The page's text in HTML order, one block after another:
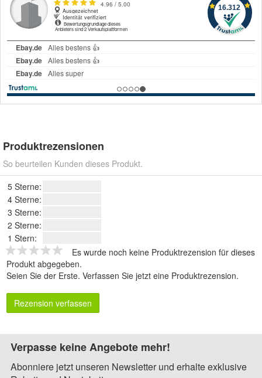
Produktrezensionen
So beurteilen Kunden dieses Produkt.
5 Sterne:
4 Sterne:
3 Sterne:
2 Sterne:
1 Stern:
Es wurde noch keine Produktrezension für dieses
Produkt abgegeben.
Seien Sie der Erste. Verfassen Sie jetzt eine Produktrezension.
Rezension verfassen
Verpasse keine Angebote mehr!
Abonniere jetzt unseren Newsletter und erhalte exklusive